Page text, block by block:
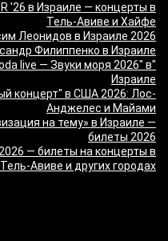
'26 в Израиле — концерты в
Тель-Авиве и Хайфе
Леонидов в Израиле 2026
Филиппенко в Израиле
live — Звуки моря 2026" в
Израиле
концерт" в США 2026: Лос-
Анджелес и Майами
на тему» в Израиле —
билеты 2026
— билеты на концерты в
Авиве и других городах